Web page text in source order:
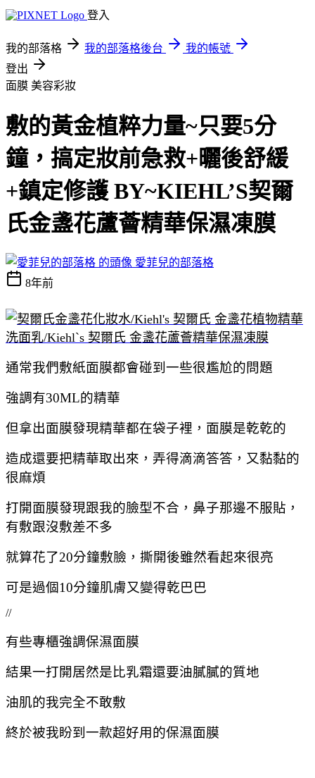
登入
我的部落格 我的部落格後台
我的帳號
登出
面膜 美容彩妝
敷的黃金植粹力量~只要5分
鐘，搞定妝前急救+曬後舒緩
+鎮定修護 BY~KIEHL’S契爾
氏金盞花蘆薈精華保濕凍膜
愛菲兒的部落格
8年前
通常我們敷紙面膜都會碰到一些很尷尬的問題
強調有30ML的精華
但拿出面膜發現精華都在袋子裡，面膜是乾乾的
造成還要把精華取出來，弄得滴滴答答，又黏黏的
很麻煩
打開面膜發現跟我的臉型不合，鼻子那邊不服貼，
有敷跟沒敷差不多
就算花了20分鐘敷臉，撕開後雖然看起來很亮
可是過個10分鐘肌膚又變得乾巴巴
//
有些專櫃強調保濕面膜
結果一打開居然是比乳霜還要油膩膩的質地
油肌的我完全不敢敷
終於被我盼到一款超好用的保濕面膜